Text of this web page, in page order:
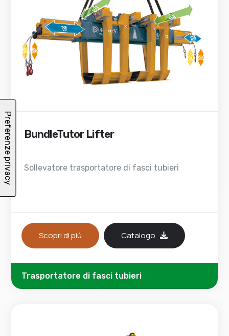
BundleTutor Lifter
Sollevatore trasportatore di fasci tubieri
Scopri di più Catalogo
Trasportatore di fasci tubieri